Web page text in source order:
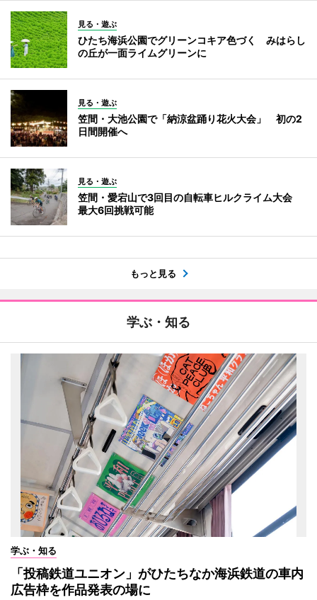
見る・遊ぶ
ひたち海浜公園でグリーンコキア色づく みはらし
の丘が一面ライムグリーンに
見る・遊ぶ
笠間・大池公園で「納涼盆踊り花火大会」 初の2
日間開催へ
見る・遊ぶ
笠間・愛宕山で3回目の自転車ヒルクライム大会
最大6回挑戦可能
もっと見る
学ぶ・知る
学ぶ・知る
「投稿鉄道ユニオン」がひたちなか海浜鉄道の車内
広告枠を作品発表の場に